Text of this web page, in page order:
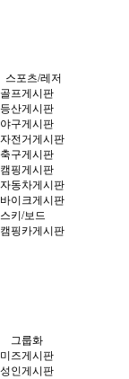
스포츠/레저
골프게시판
등산게시판
야구게시판
자전거게시판
축구게시판
캠핑게시판
자동차게시판
바이크게시판
스키/보드
캠핑카게시판
그룹화
미즈게시판
성인게시판